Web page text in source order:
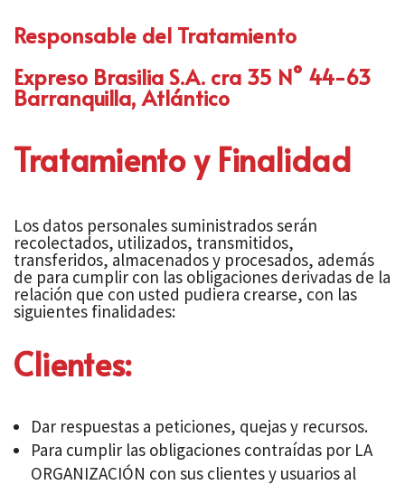
Responsable del Tratamiento
Expreso Brasilia S.A. cra 35 N° 44-63
Barranquilla, Atlántico
Tratamiento y Finalidad
Los datos personales suministrados serán
recolectados, utilizados, transmitidos,
transferidos, almacenados y procesados, además
de para cumplir con las obligaciones derivadas de la
relación que con usted pudiera crearse, con las
siguientes finalidades:
Clientes:
Dar respuestas a peticiones, quejas y recursos.
Para cumplir las obligaciones contraídas por LA
ORGANIZACIÓN con sus clientes y usuarios al